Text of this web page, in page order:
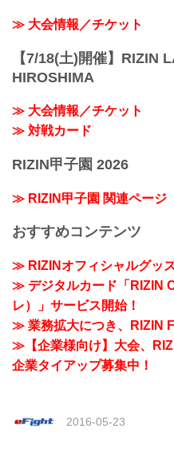
≫ 大会情報／チケット
【7/18(土)開催】RIZIN
HIROSHIMA
≫ 大会情報／チケット
≫ 対戦カード
RIZIN甲子園 2026
≫ RIZIN甲子園 関連ページ
おすすめコンテンツ
≫ RIZINオフィシャルグッ
≫ デジタルカード「RIZIN
レ）」サービス開始！
≫ 業務拡大につき、RIZIN
≫【企業様向け】大会、
企業タイアップ募集中！
2016-05-23